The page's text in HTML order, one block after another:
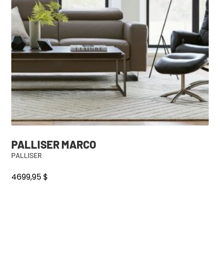
PALLISER MARCO
PALLISER
4699,95$